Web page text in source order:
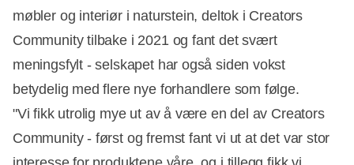
møbler og interiør i naturstein, deltok i Creators
Community tilbake i 2021 og fant det svært
meningsfylt - selskapet har også siden vokst
betydelig med flere nye forhandlere som følge.
"Vi fikk utrolig mye ut av å være en del av Creators
Community - først og fremst fant vi ut at det var stor